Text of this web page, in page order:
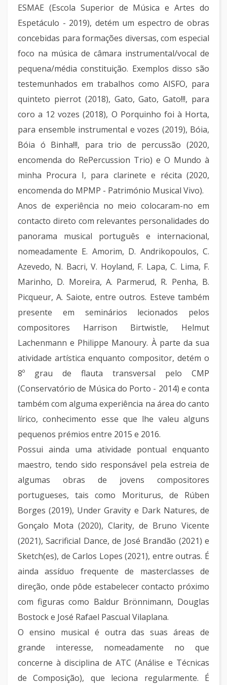
ESMAE (Escola Superior de Música e Artes do
Espetáculo - 2019), detém um espectro de obras
concebidas para formações diversas, com especial
foco na música de câmara instrumental/vocal de
pequena/média constituição. Exemplos disso são
testemunhados em trabalhos como AISFO, para
quinteto pierrot (2018), Gato, Gato, Gato!!!, para
coro a 12 vozes (2018), O Porquinho foi à Horta,
para ensemble instrumental e vozes (2019), Bóia,
Bóia ó Binha!!!, para trio de percussão (2020,
encomenda do RePercussion Trio) e O Mundo à
minha Procura I, para clarinete e récita (2020,
encomenda do MPMP - Património Musical Vivo).
Anos de experiência no meio colocaram-no em
contacto direto com relevantes personalidades do
panorama musical português e internacional,
nomeadamente E. Amorim, D. Andrikopoulos, C.
Azevedo, N. Bacri, V. Hoyland, F. Lapa, C. Lima, F.
Marinho, D. Moreira, A. Parmerud, R. Penha, B.
Picqueur, A. Saiote, entre outros. Esteve também
presente em seminários lecionados pelos
compositores Harrison Birtwistle, Helmut
Lachenmann e Philippe Manoury. À parte da sua
atividade artística enquanto compositor, detém o
8º grau de flauta transversal pelo CMP
(Conservatório de Música do Porto - 2014) e conta
também com alguma experiência na área do canto
lírico, conhecimento esse que lhe valeu alguns
pequenos prémios entre 2015 e 2016.
Possui ainda uma atividade pontual enquanto
maestro, tendo sido responsável pela estreia de
algumas obras de jovens compositores
portugueses, tais como Moriturus, de Rúben
Borges (2019), Under Gravity e Dark Natures, de
Gonçalo Mota (2020), Clarity, de Bruno Vicente
(2021), Sacrificial Dance, de José Brandão (2021) e
Sketch(es), de Carlos Lopes (2021), entre outras. É
ainda assíduo frequente de masterclasses de
direção, onde pôde estabelecer contacto próximo
com figuras como Baldur Brönnimann, Douglas
Bostock e José Rafael Pascual Vilaplana.
O ensino musical é outra das suas áreas de
grande interesse, nomeadamente no que
concerne à disciplina de ATC (Análise e Técnicas
de Composição), que leciona regularmente. É